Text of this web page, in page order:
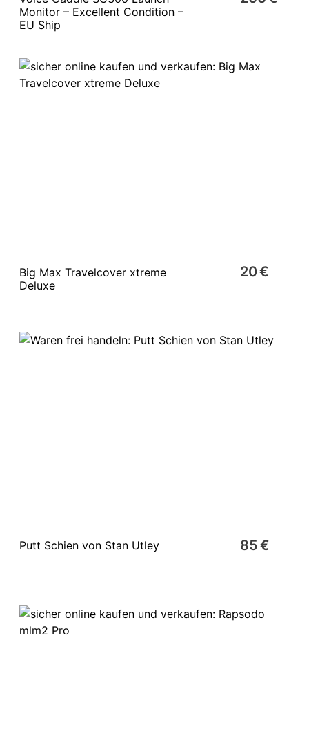
Monitor – Excellent Condition –
EU Ship
Big Max Travelcover xtreme
Deluxe
20 €
Putt Schien von Stan Utley 85 €